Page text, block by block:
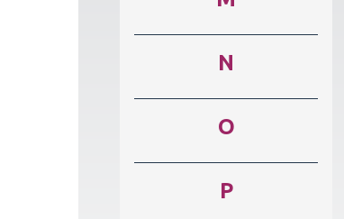
N
O
P